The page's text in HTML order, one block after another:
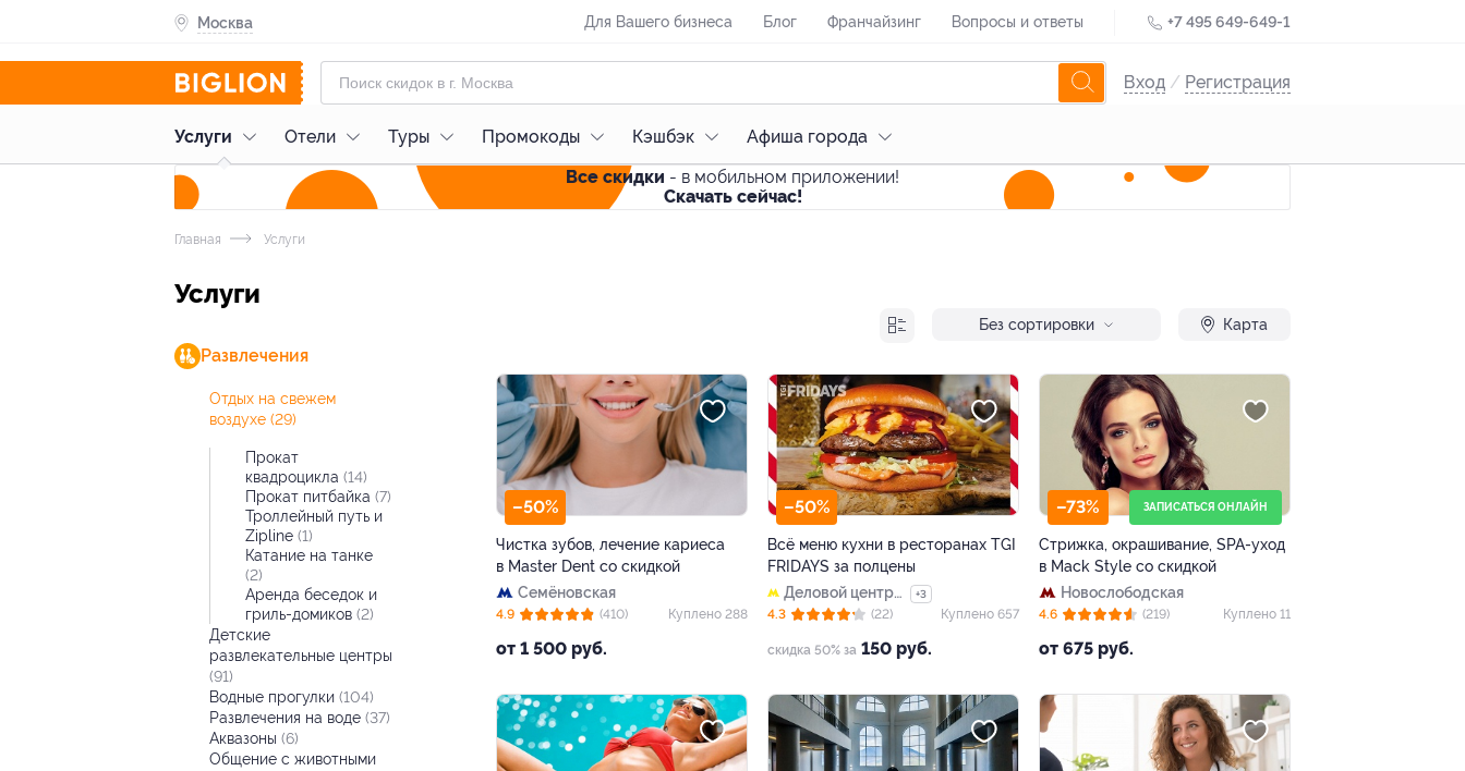
Москва Для Вашего бизнеса Блог Франчайзинг Вопросы и ответы +7 495 649-649-1
Вход / Регистрация
Услуги Отели Туры Промокоды Кэшбэк
Афиша города
Все скидки - в мобильном приложении!
Скачать сейчас!
Главная Услуги
Услуги
Без сортировки Карта
Развлечения
Детские
развлекательные центры
(91)
Водные прогулки (104)
Развлечения на воде (37)
Отдых на свежем
воздухе (29)
Прокат
квадроцикла (14)
Прокат питбайка (7)
Троллейный путь и
Zipline (1)
Катание на танке
(2)
Аренда беседок и
гриль-домиков (2)
Аквазоны (6)
Общение с животными
–50%
Чистка зубов, лечение кариеса
в Master Dent со скидкой
Семёновская
от 1 500 руб.
4.9 (410) Куплено 288
–50%
Всё меню кухни в ресторанах TGI
FRIDAYS за полцены
Деловой центр
(закрыт)
+3
скидка 50% за 150 руб.
4.3 (22) Куплено 657
–73% ЗАПИСАТЬСЯ ОНЛАЙН
Стрижка, окрашивание, SPA-уход
в Mack Style со скидкой
Новослободская
от 675 руб.
4.6 (219) Куплено 11